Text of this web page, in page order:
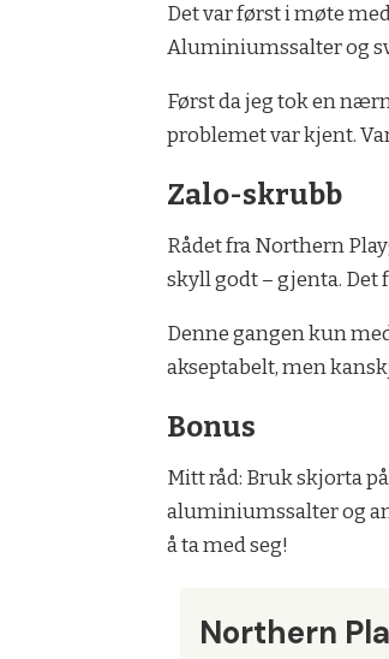
Det var først i møte
Aluminiumssalter og
Først da jeg tok en
problemet var kjent.
Zalo-skrubb
Rådet fra Northern
skyll godt – gjenta. Det
Denne gangen kun
akseptabelt, men
Bonus
Mitt råd: Bruk skjorta
aluminiumssalter og
å ta med seg!
Northern